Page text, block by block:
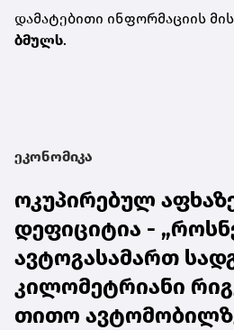
დამატებითი ინფორმაციის
ბმულს.
ეკონომიკა
ოკუპირებულ
დეფიციტია -
ავტოგასამართ
კილომეტრიანი
თითო